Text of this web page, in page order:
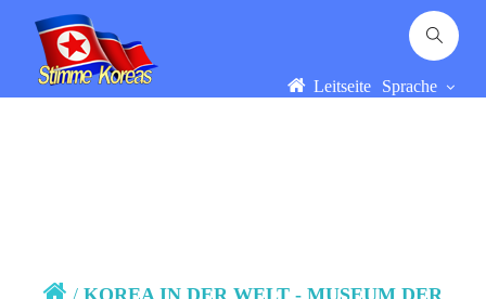
Leitseite Sprache
/ KOREA IN DER WELT - MUSEUM DER